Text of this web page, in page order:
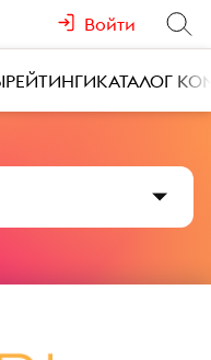
Войти
РЕЙТИНГИКАТАЛОГ